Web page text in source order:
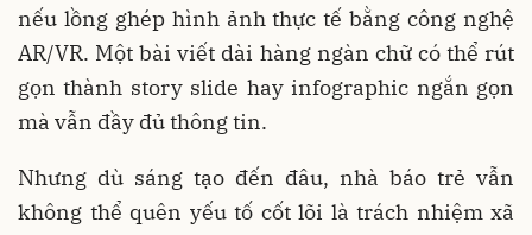
nếu lồng ghép hình ảnh thực tế bằng công nghệ
AR/VR. Một bài viết dài hàng ngàn chữ có thể rút
gọn thành story slide hay infographic ngắn gọn
mà vẫn đầy đủ thông tin.
Nhưng dù sáng tạo đến đâu, nhà báo trẻ vẫn
không thể quên yếu tố cốt lõi là trách nhiệm xã